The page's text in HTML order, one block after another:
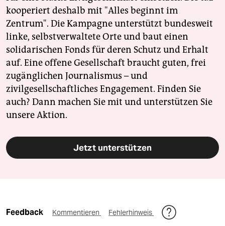
kooperiert deshalb mit "Alles beginnt im
Zentrum". Die Kampagne unterstützt bundesweit
linke, selbstverwaltete Orte und baut einen
solidarischen Fonds für deren Schutz und Erhalt
auf. Eine offene Gesellschaft braucht guten, frei
zugänglichen Journalismus – und
zivilgesellschaftliches Engagement. Finden Sie
auch? Dann machen Sie mit und unterstützen Sie
unsere Aktion.
Jetzt unterstützen
Feedback Kommentieren Fehlerhinweis